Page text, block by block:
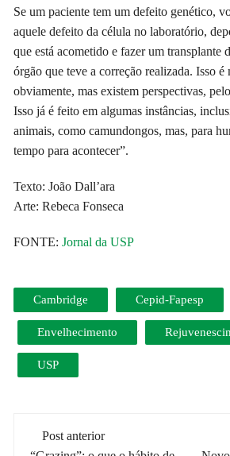
Se um paciente tem um defeito genético,
aquele defeito da célula no laboratório,
que está acometido e fazer um transplante
órgão que teve a correção realizada. Isso é
obviamente, mas existem perspectivas,
Isso já é feito em algumas instâncias,
animais, como camundongos, mas, para
tempo para acontecer”.
Texto: João Dall’ara
Arte: Rebeca Fonseca
FONTE:Jornal da USP
Cambridge Cepid-Fapesp
Envelhecimento
USP
Navegação
Post anterior